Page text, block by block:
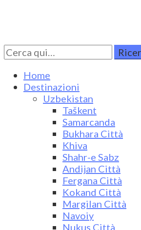
Turkestan Travel
Discover Central Asia
Cerca
per:
Home
Destinazioni
Uzbekistan
Taškent
Samarcanda
Bukhara Città
Khiva
Shahr-e Sabz
Andijan Città
Fergana Città
Kokand Città
Margilan Città
Navoiy
Nukus Città